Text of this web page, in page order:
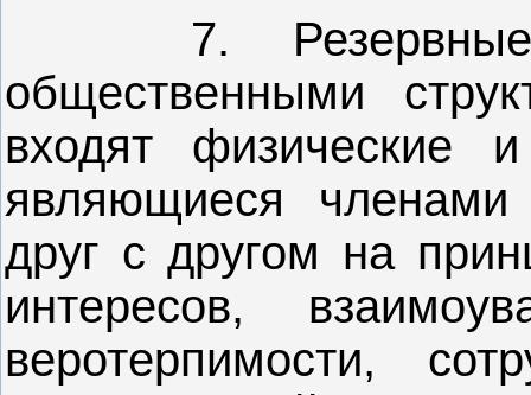
7. Резервные
общественными
входят физические
являющиеся
друг с другом на
интересов,
веротерпимости,